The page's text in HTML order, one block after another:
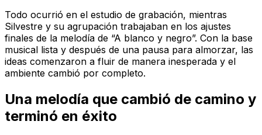
Todo ocurrió en el estudio de grabación, mientras
Silvestre y su agrupación trabajaban en los ajustes
finales de la melodía de “A blanco y negro”. Con la base
musical lista y después de una pausa para almorzar, las
ideas comenzaron a fluir de manera inesperada y el
ambiente cambió por completo.
Una melodía que cambió de camino y
terminó en éxito